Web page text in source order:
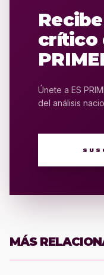
crítico
Únete a ES
del análisis
MÁS